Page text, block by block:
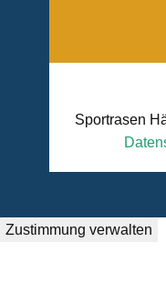
Sportrasen
Zustimmung verwalten